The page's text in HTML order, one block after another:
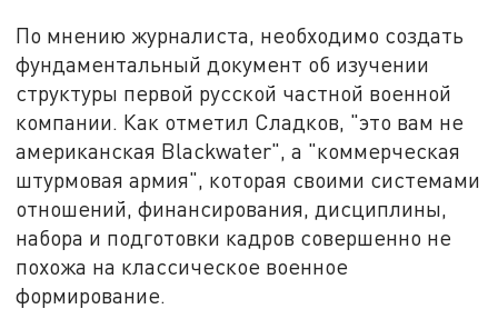
По мнению журналиста, необходимо создать
фундаментальный документ об изучении
структуры первой русской частной военной
компании. Как отметил Сладков, "это вам не
американская Blackwater", а "коммерческая
штурмовая армия", которая своими системами
отношений, финансирования, дисциплины,
набора и подготовки кадров совершенно не
похожа на классическое военное
формирование.